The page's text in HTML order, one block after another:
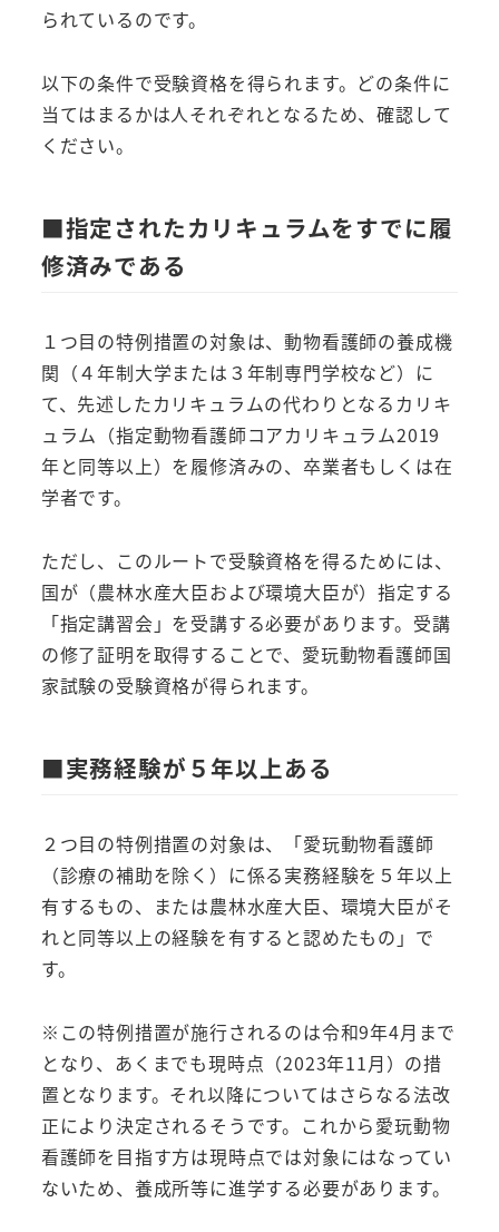
られているのです。
以下の条件で受験資格を得られます。どの条件に
当てはまるかは人それぞれとなるため、確認して
ください。
■指定されたカリキュラムをすでに履
修済みである
１つ目の特例措置の対象は、動物看護師の養成機
関（４年制大学または３年制専門学校など）に
て、先述したカリキュラムの代わりとなるカリキ
ュラム（指定動物看護師コアカリキュラム2019
年と同等以上）を履修済みの、卒業者もしくは在
学者です。
ただし、このルートで受験資格を得るためには、
国が（農林水産大臣および環境大臣が）指定する
「指定講習会」を受講する必要があります。受講
の修了証明を取得することで、愛玩動物看護師国
家試験の受験資格が得られます。
■実務経験が５年以上ある
２つ目の特例措置の対象は、「愛玩動物看護師
（診療の補助を除く）に係る実務経験を５年以上
有するもの、または農林水産大臣、環境大臣がそ
れと同等以上の経験を有すると認めたもの」で
す。
※この特例措置が施行されるのは令和9年4月まで
となり、あくまでも現時点（2023年11月）の措
置となります。それ以降についてはさらなる法改
正により決定されるそうです。これから愛玩動物
看護師を目指す方は現時点では対象にはなってい
ないため、養成所等に進学する必要があります。